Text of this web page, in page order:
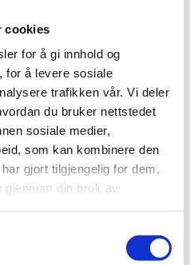
cookies
for å gi innhold og
for å levere sosiale
trafikken vår. Vi deler
du bruker nettstedet
sosiale medier,
som kan kombinere den
gjort tilgjengelig for dem,
gjennom din bruk av